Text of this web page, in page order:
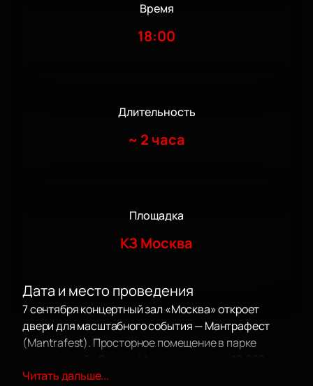
Время
18:00
Длительность
~ 2 часа
Площадка
КЗ Москва
Дата и место проведения
7 сентября концертный зал «Москва» откроет
двери для масштабного события — Мантрафест
(Mantrafest). Просторное помещение в парке
м, располагает сценой-амфитеатром и легко
Читать дальше...